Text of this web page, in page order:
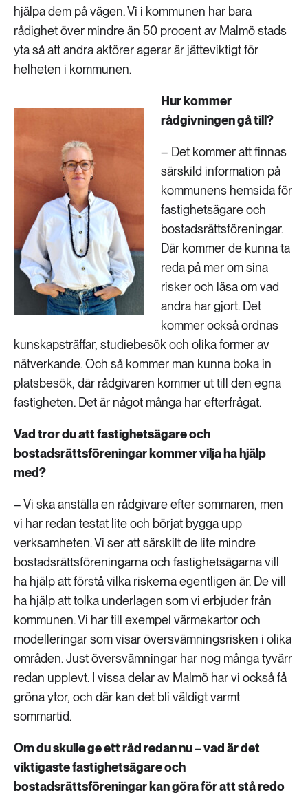
hjälpa dem på vägen. Vi i kommunen har bara
rådighet över mindre än 50 procent av Malmö stads
yta så att andra aktörer agerar är jätteviktigt för
helheten i kommunen.
Hur kommer
rådgivningen gå till?
– Det kommer att finnas
särskild information på
kommunens hemsida för
fastighetsägare och
bostadsrättsföreningar.
Där kommer de kunna ta
reda på mer om sina
risker och läsa om vad
andra har gjort. Det
kommer också ordnas
kunskapsträffar, studiebesök och olika former av
nätverkande. Och så kommer man kunna boka in
platsbesök, där rådgivaren kommer ut till den egna
fastigheten. Det är något många har efterfrågat.
Vad tror du att fastighetsägare och
bostadsrättsföreningar kommer vilja ha hjälp
med?
– Vi ska anställa en rådgivare efter sommaren, men
vi har redan testat lite och börjat bygga upp
verksamheten. Vi ser att särskilt de lite mindre
bostadsrättsföreningarna och fastighetsägarna vill
ha hjälp att förstå vilka riskerna egentligen är. De vill
ha hjälp att tolka underlagen som vi erbjuder från
kommunen. Vi har till exempel värmekartor och
modelleringar som visar översvämningsrisken i olika
områden. Just översvämningar har nog många tyvärr
redan upplevt. I vissa delar av Malmö har vi också få
gröna ytor, och där kan det bli väldigt varmt
sommartid.
Om du skulle ge ett råd redan nu – vad är det
viktigaste fastighetsägare och
bostadsrättsföreningar kan göra för att stå redo